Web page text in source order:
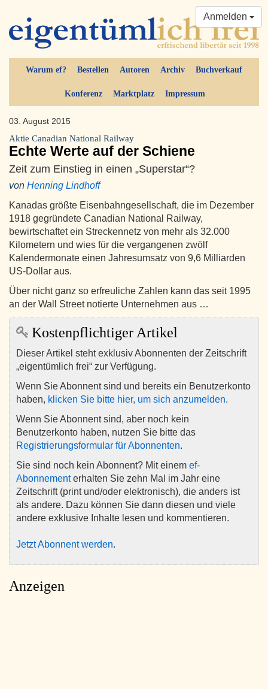
Warum ef? Bestellen Autoren Archiv Buchverkauf
Konferenz Marktplatz Impressum
Anmelden
03. August 2015
Aktie Canadian National Railway
Echte Werte auf der Schiene
Zeit zum Einstieg in einen „Superstar“?
von Henning Lindhoff
Kanadas größte Eisenbahngesellschaft, die im Dezember
1918 gegründete Canadian National Railway,
bewirtschaftet ein Streckennetz von mehr als 32.000
Kilometern und wies für die vergangenen zwölf
Kalendermonate einen Jahresumsatz von 9,6 Milliarden
US-Dollar aus.
Über nicht ganz so erfreuliche Zahlen kann das seit 1995
an der Wall Street notierte Unternehmen aus …
Kostenpflichtiger Artikel
Dieser Artikel steht exklusiv Abonnenten der Zeitschrift
„eigentümlich frei“ zur Verfügung.
Wenn Sie Abonnent sind und bereits ein Benutzerkonto
haben, klicken Sie bitte hier, um sich anzumelden.
Wenn Sie Abonnent sind, aber noch kein
Benutzerkonto haben, nutzen Sie bitte das
Registrierungsformular für Abonnenten.
Sie sind noch kein Abonnent? Mit einem ef-
Abonnementerhalten Sie zehn Mal im Jahr eine
Zeitschrift (print und/oder elektronisch), die anders ist
als andere. Dazu können Sie dann diesen und viele
andere exklusive Inhalte lesen und kommentieren.
Jetzt Abonnent werden.
Anzeigen